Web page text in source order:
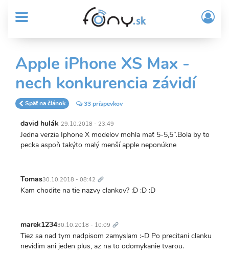
obsah
MENU
Sub
Header
menu
User
account
menu
/
Apple iPhone XS Max -
nech konkurencia závidí
Späť na článok 33 príspevkov
david hulák 29.10.2018 - 23:49
Jedna verzia Iphone X modelov mohla mať 5-5,5”.Bola by to
pecka aspoň takýto malý menší apple neponúkne
Tomas30.10.2018 - 08:42 odkaz
Kam chodite na tie nazvy clankov? :D :D :D
marek123430.10.2018 - 10:09 odkaz
Tiez sa nad tym nadpisom zamyslam :-D Po precitani clanku
nevidim ani jeden plus, az na to odomykanie tvarou.